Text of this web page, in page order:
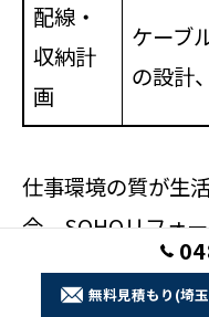
配線・
収納計
画
ケーブ
の設計
仕事環境の質が生
今、SOHOリフォ
まっていくと考え
立させることで、
無料見積もり(埼